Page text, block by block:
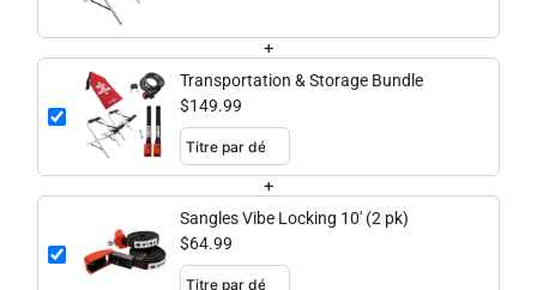
+
Transportation & Storage Bundle
$149.99
+
Sangles Vibe Locking 10' (2 pk)
$64.99